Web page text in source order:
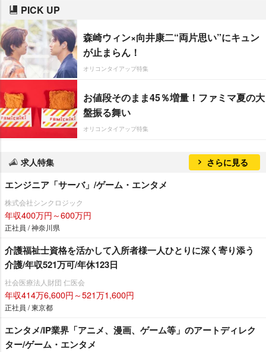
PICK UP
森崎ウィン×向井康二“両片思い”にキュン
が止まらん！
オリコンタイアップ特集
お値段そのまま45％増量！ファミマ夏の大
盤振る舞い
オリコンタイアップ特集
求人特集 さらに見る
エンジニア「サーバ」/ゲーム・エンタメ
株式会社シンクロジック
年収400万円～600万円
正社員 / 神奈川県
介護福祉士資格を活かして入所者様一人ひとりに深く寄り添う
介護/年収521万可/年休123日
社会医療法人財団 仁医会
年収414万6,600円～521万1,600円
正社員 / 東京都
エンタメ/IP業界「アニメ、漫画、ゲーム等」のアートディレク
ター/ゲーム・エンタメ